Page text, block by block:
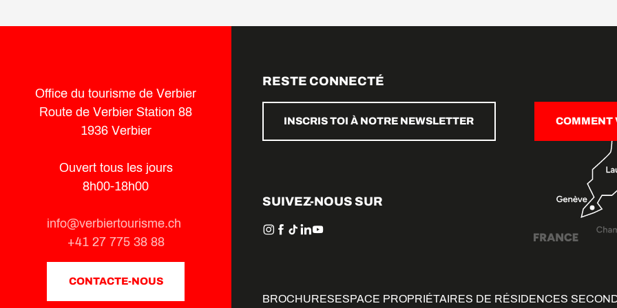
Office du tourisme de Verbier
Route de Verbier Station 88
1936 Verbier
Ouvert tous les jours
8h00-18h00
info@verbiertourisme.ch
+41 27 775 38 88
CONTACTE-NOUS
RESTE CONNECTÉ
INSCRIS TOI À NOTRE NEWSLETTER COMMENT
SUIVEZ-NOUS SUR
BROCHURESESPACE PROPRIÉTAIRES DE RÉSIDENCES